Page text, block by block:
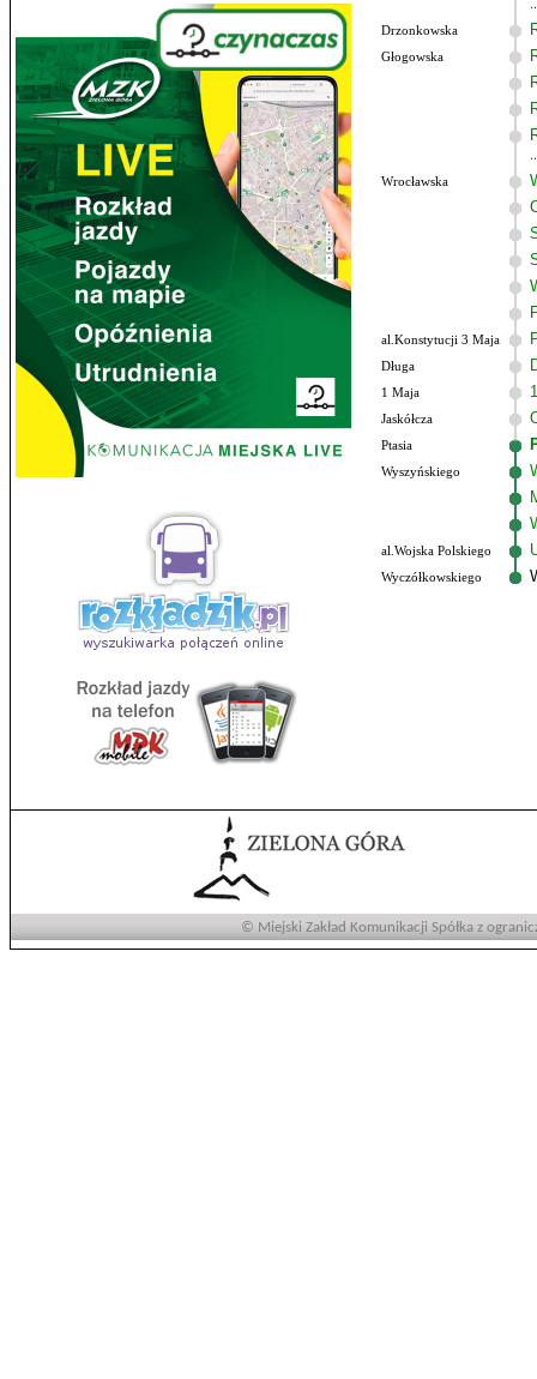
Drzonkowska
Głogowska
Wrocławska
al.Konstytucji 3 Maja
Długa
1 Maja
Jaskółcza
Ptasia
Wyszyńskiego
al.Wojska Polskiego
Wyczółkowskiego
© Miejski Zakład Komunikacji Spółka z